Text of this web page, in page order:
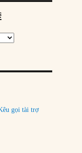
gọi tài trợ